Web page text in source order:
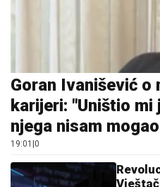
Goran Ivanišević o
karijeri: "Uništio
njega nisam
19:01 0